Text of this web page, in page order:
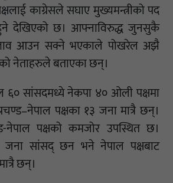
काग्रेसले सघाए मुख्यमन्त्रीको पद
देखिएको छ। आफ्नाविरुद्ध जुनसुकै
आउन सक्ने भएकाले पोखरेल अझै
नेताहरुले बताएका छन्।
६० सांसदमध्ये नेकपा ४० ओली पक्षमा
पक्षका १३ जना मात्रै छन्।
नेपाल पक्षको कमजोर उपस्थित छ।
जना सांसद् छन भने नेपाल पक्षबाट
छन्।